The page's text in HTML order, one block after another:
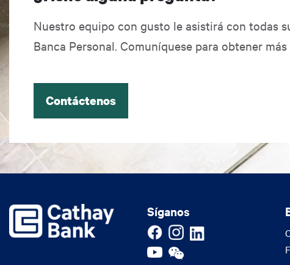
Nuestro equipo con gusto le asistirá con todas
Banca Personal. Comuníquese para obtener
Contáctenos
Síganos